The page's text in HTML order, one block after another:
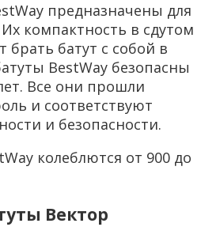
предназначены для
компактность в сдутом
брать батут с собой в
BestWay безопасны
Все они прошли
и соответствуют
и безопасности.
колеблются от 900 до
Вектор